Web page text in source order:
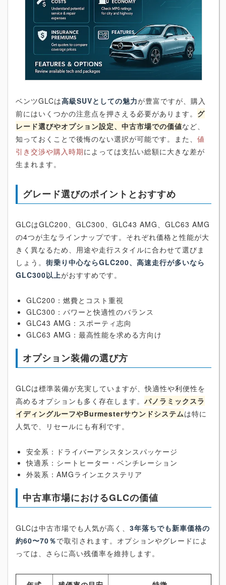
ベンツGLCは高級SUVとしての魅力が豊富ですが、購入
前にはいくつかの注意点を押さえる必要があります。 グ
レード選びやオプション設定、中古市場での価値など、
知っておくことで後悔のない選択が可能です。また、 値
引き交渉や購入時期によっては支払い総額に大きな差が
生まれます。
グレード選びのポイントとおすすめ
GLCはGLC200、GLC300、GLC43 AMG、GLC63 AMG
の4つが主なラインナップです。それぞれ価格と性能が大
きく異なるため、用途や走行スタイルに合わせて選びま
しょう。 街乗り中心ならGLC200、高速走行が多いなら
GLC300以上がおすすめです。
GLC200：燃費とコスト重視
GLC300：パワーと快適性のバランス
GLC43 AMG：スポーティ志向
GLC63 AMG：最高性能を求める方向け
オプション装備の選び方
GLCは標準装備が充実していますが、快適性や利便性を
高めるオプションも多く存在します。 パノラミックスラ
イディングルーフやBurmesterサウンドシステムは特に
人気で、リセールにも有利です。
安全系：ドライバーアシスタンスパッケージ
快適系：シートヒーター・ベンチレーション
外装系：AMGラインエクステリア
中古車市場におけるGLCの価値
GLCは中古市場でも人気が高く、 3年落ちでも新車価格の
約60〜70％で取引されます。オプションやグレードによ
っては、さらに高い残価率を維持します。